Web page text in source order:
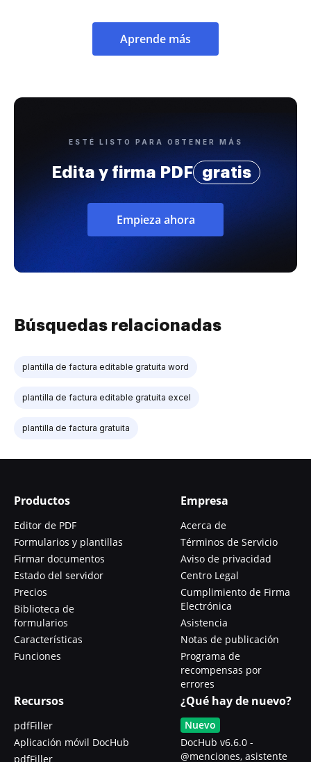
Aprende más
ESTÉ LISTO PARA OBTENER MÁS
Edita y firma PDF gratis
Empieza ahora
Búsquedas relacionadas
plantilla de factura editable gratuita word
plantilla de factura editable gratuita excel
plantilla de factura gratuita
Productos
Editor de PDF
Formularios y plantillas
Firmar documentos
Estado del servidor
Precios
Biblioteca de
formularios
Características
Funciones
Empresa
Acerca de
Términos de Servicio
Aviso de privacidad
Centro Legal
Cumplimiento de Firma
Electrónica
Asistencia
Notas de publicación
Programa de
recompensas por
errores
Recursos
pdfFiller
Aplicación móvil DocHub
pdfFiller
¿Qué hay de nuevo?
Nuevo
DocHub v6.6.0 -
@menciones, asistente